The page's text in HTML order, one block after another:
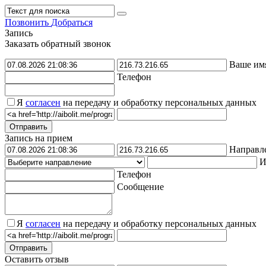
Позвонить Добраться
Запись
Заказать обратный звонок
Ваше
Телефон
Я согласен на передачу и обработку персональных данных
Запись на прием
Телефон
Сообщение
Я согласен на передачу и обработку персональных данных
Оставить отзыв